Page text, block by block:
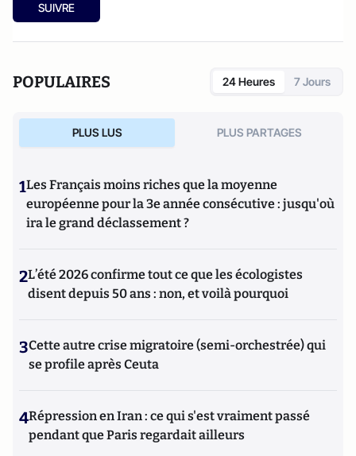
SUIVRE
POPULAIRES 24 Heures 7 Jours
PLUS LUS PLUS PARTAGES
1Les Français moins riches que la moyenne
européenne pour la 3e année consécutive : jusqu'où
ira le grand déclassement ?
2L’été 2026 confirme tout ce que les écologistes
disent depuis 50 ans : non, et voilà pourquoi
3Cette autre crise migratoire (semi-orchestrée) qui
se profile après Ceuta
4Répression en Iran : ce qui s'est vraiment passé
pendant que Paris regardait ailleurs